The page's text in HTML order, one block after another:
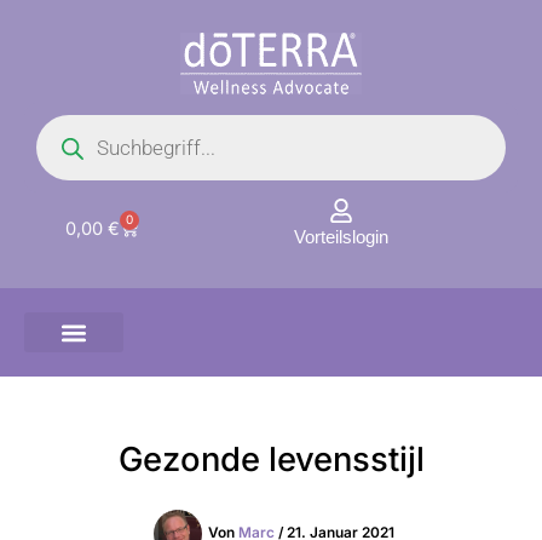
Products
search
0,00 € 0
Warenkorb Vorteilslogin
Gezonde levensstijl
Von Marc /21. Januar 2021